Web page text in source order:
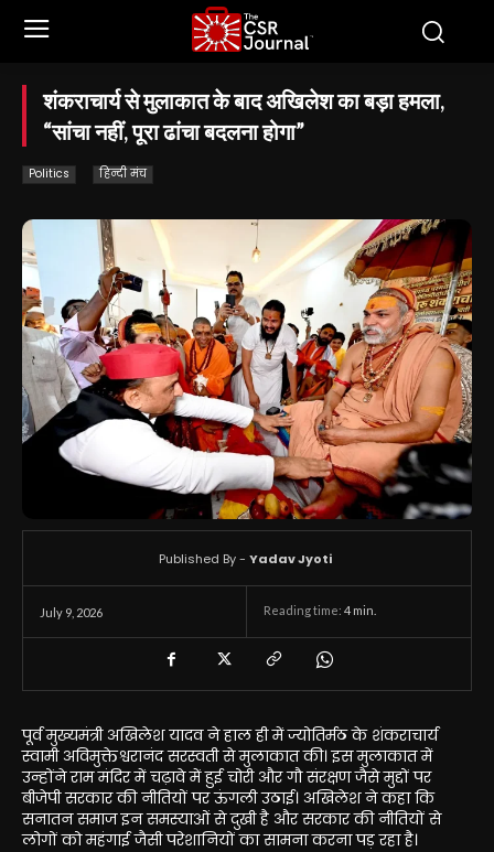
शंकराचार्य से मुलाकात के बाद अखिलेश का बड़ा हमला,
“सांचा नहीं, पूरा ढांचा बदलना होगा”
Politics हिन्दी मंच
July 9, 2026 Reading time: 4 min.
Published By - Yadav Jyoti
पूर्व मुख्यमंत्री अखिलेश यादव ने हाल ही में ज्योतिर्मठ के शंकराचार्य
स्वामी अविमुक्तेश्वरानंद सरस्वती से मुलाकात की। इस मुलाकात में
उन्होंने राम मंदिर में चढ़ावे में हुई चोरी और गौ संरक्षण जैसे मुद्दों पर
बीजेपी सरकार की नीतियों पर ऊंगली उठाई। अखिलेश ने कहा कि
सनातन समाज इन समस्याओं से दुखी है और सरकार की नीतियों से
लोगों को महंगाई जैसी परेशानियों का सामना करना पड़ रहा है।